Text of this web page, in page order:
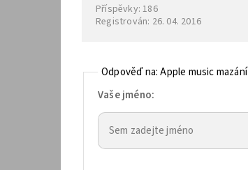
Příspěvky: 186
Registrován: 26. 04. 2016
Odpověď na: Apple music mazání
Vaše jméno: